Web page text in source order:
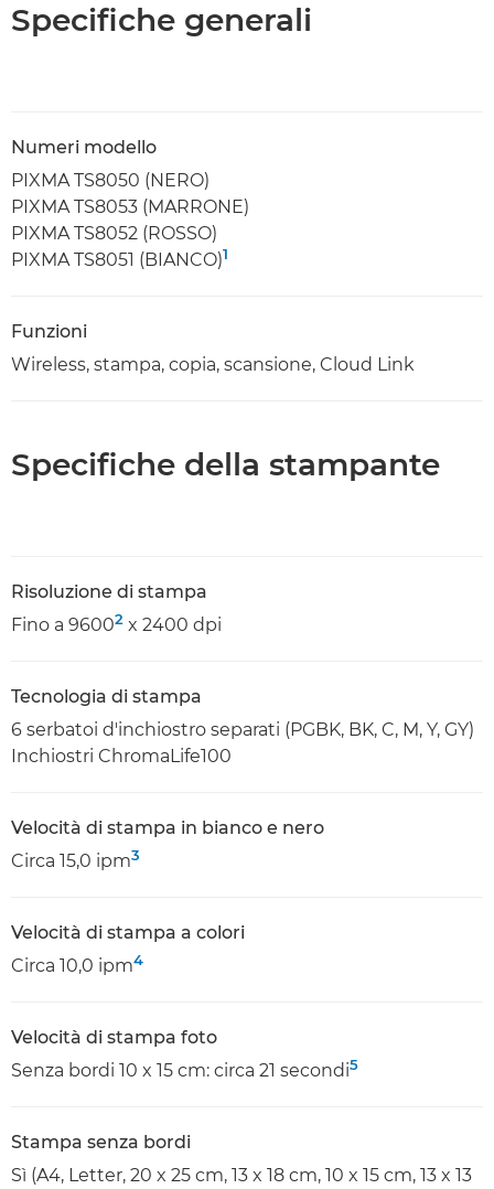
Specifiche generali
Numeri modello
PIXMA TS8050 (NERO)
PIXMA TS8053 (MARRONE)
PIXMA TS8052 (ROSSO)
PIXMA TS8051 (BIANCO)1
Funzioni
Wireless, stampa, copia, scansione, Cloud Link
Specifiche della stampante
Risoluzione di stampa
Fino a 96002 x 2400 dpi
Tecnologia di stampa
6 serbatoi d'inchiostro separati (PGBK, BK, C, M, Y, GY)
Inchiostri ChromaLife100
Velocità di stampa in bianco e nero
Circa 15,0 ipm3
Velocità di stampa a colori
Circa 10,0 ipm4
Velocità di stampa foto
Senza bordi 10 x 15 cm: circa 21 secondi5
Stampa senza bordi
Sì (A4, Letter, 20 x 25 cm, 13 x 18 cm, 10 x 15 cm, 13 x 13